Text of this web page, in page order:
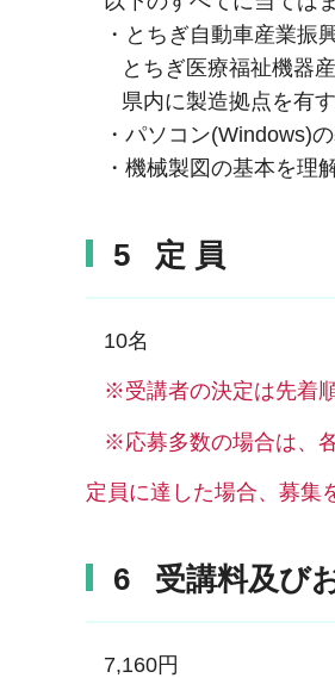
・とちぎ自動車産業振
とちぎ医療福祉機器産
県内に製造拠点を有す
・パソコン(Windows)
・機械製図の基本を理
5 定 員
10名
※受講者の決定は先着
※応募多数の場合は、各
定員に達した場合、募集
6 受講料及び
7,160円